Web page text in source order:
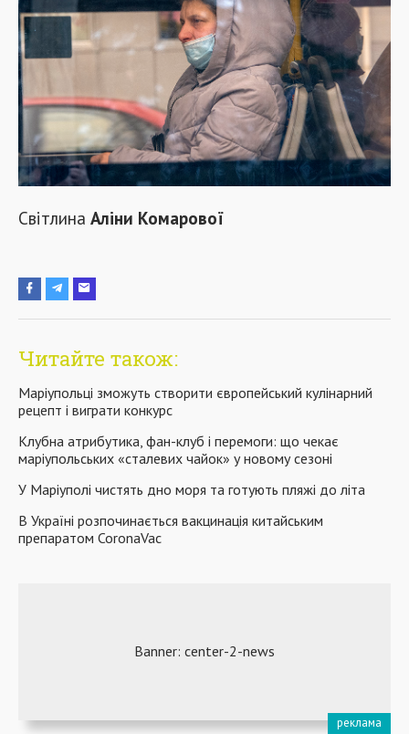
Світлина Аліни Комарової
Читайте також:
Маріупольці зможуть створити європейський кулінарний
рецепт і виграти конкурс
Клубна атрибутика, фан-клуб і перемоги: що чекає
маріупольських «сталевих чайок» у новому сезоні
У Маріуполі чистять дно моря та готують пляжі до літа
В Україні розпочинається вакцинація китайським
препаратом CoronaVac